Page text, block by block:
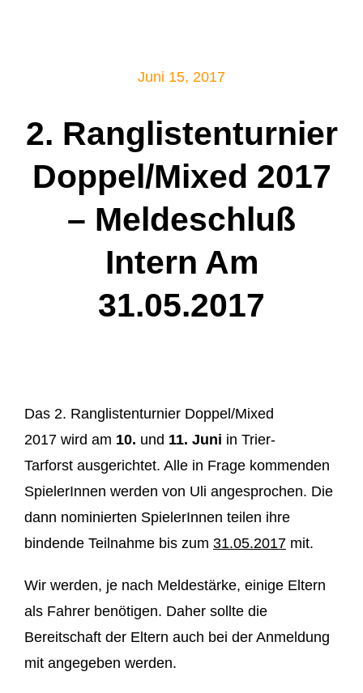
Juni 15, 2017
2. Ranglistenturnier
Doppel/Mixed 2017
– Meldeschluß
Intern Am
31.05.2017
Das 2. Ranglistenturnier Doppel/Mixed
2017 wird am 10. und 11. Juni in Trier-
Tarforst ausgerichtet. Alle in Frage kommenden
SpielerInnen werden von Uli angesprochen. Die
dann nominierten SpielerInnen teilen ihre
bindende Teilnahme bis zum 31.05.2017mit.
Wir werden, je nach Meldestärke, einige Eltern
als Fahrer benötigen. Daher sollte die
Bereitschaft der Eltern auch bei der Anmeldung
mit angegeben werden.